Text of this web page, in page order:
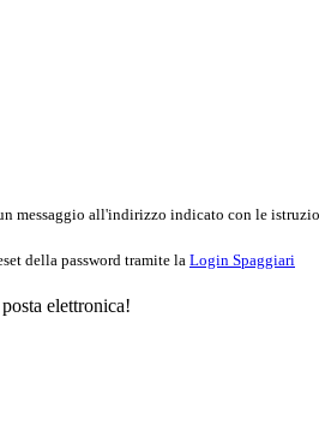
messaggio all'indirizzo indicato con le
della password tramite la Login Spaggiari
elettronica!